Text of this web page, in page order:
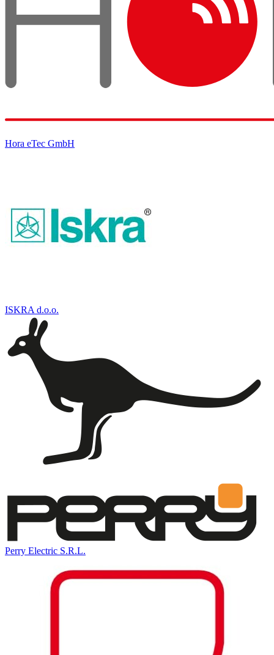
Hora eTec GmbH
ISKRA d.o.o.
Perry Electric S.R.L.